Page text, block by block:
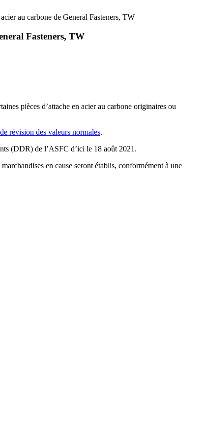
au carbone de General Fasteners, TW
Fasteners, TW
pièces d’attache en acier au carbone originaires ou
révision des valeurs normales.
(DDR) de l’ASFC d’ici le 18 août 2021.
en cause seront établis, conformément à une